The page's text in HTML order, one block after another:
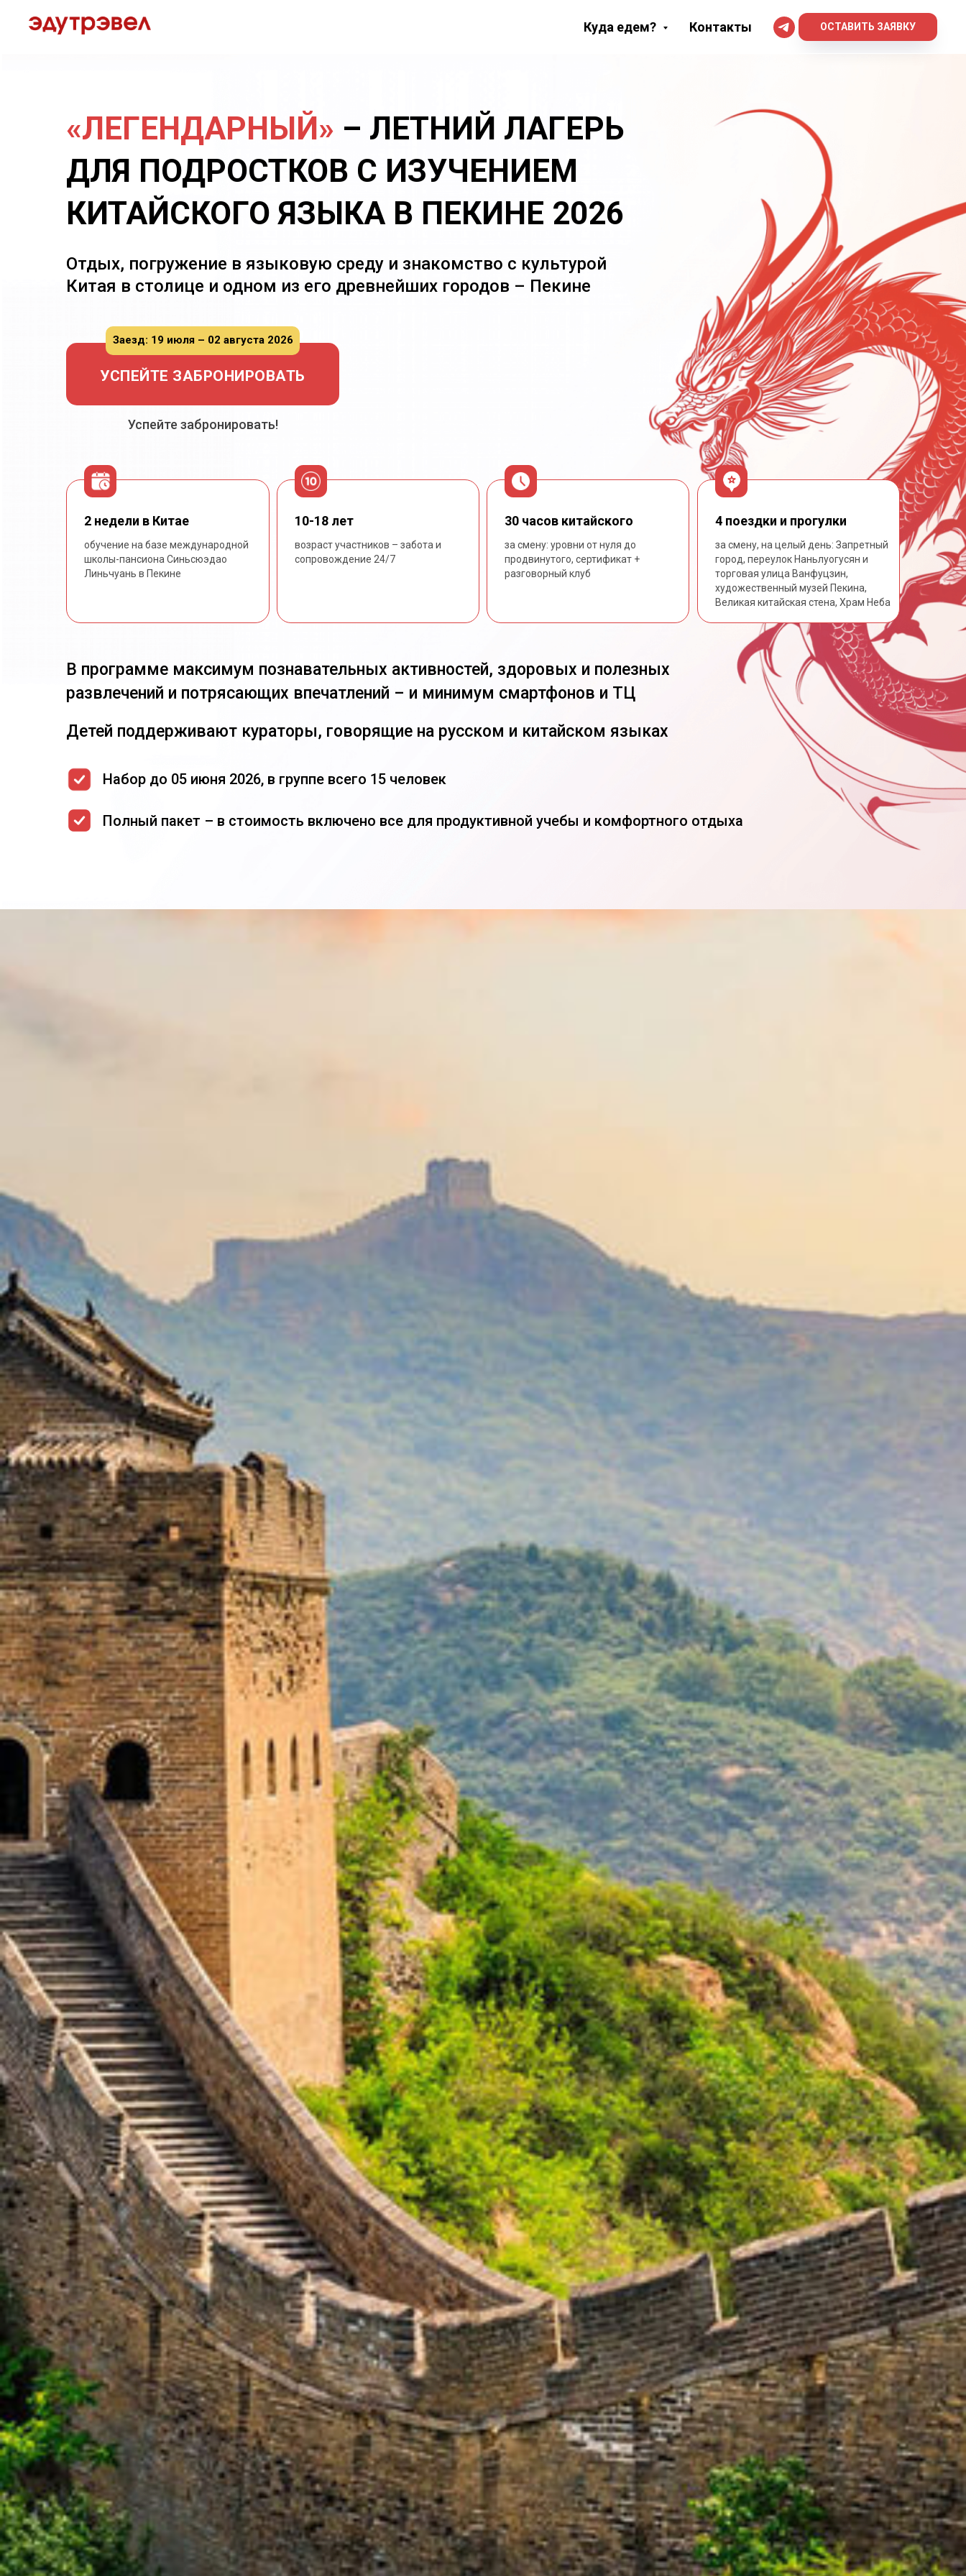
Куда едем? Контакты ОСТАВИТЬ ЗАЯВКУ
«ЛЕГЕНДАРНЫЙ» – ЛЕТНИЙ ЛАГЕРЬ
ДЛЯ ПОДРОСТКОВ С ИЗУЧЕНИЕМ
КИТАЙСКОГО ЯЗЫКА В ПЕКИНЕ 2026
2 недели в Китае 30 часов китайского
10-18 лет
Заезд: 19 июля – 02 августа 2026
УСПЕЙТЕ ЗАБРОНИРОВАТЬ
Набор до 05 июня 2026, в группе всего 15 человек
Полный пакет – в стоимость включено все для продуктивной учебы и комфортного отдыха
В программе максимум познавательных активностей, здоровых и полезных
развлечений и потрясающих впечатлений – и минимум смартфонов и ТЦ
Детей поддерживают кураторы, говорящие на русском и китайском языках
обучение на базе международной
школы-пансиона Синьсюэдао
Линьчуань в Пекине
возраст участников – забота и
сопровождение 24/7
за смену: уровни от нуля до
продвинутого, сертификат +
разговорный клуб
4 поездки и прогулки
за смену, на целый день: Запретный
город, переулок Наньлуогусян и
торговая улица Ванфуцзин,
художественный музей Пекина,
Великая китайская стена, Храм Неба
Успейте забронировать!
Отдых, погружение в языковую среду и знакомство с культурой
Китая в столице и одном из его древнейших городов – Пекине